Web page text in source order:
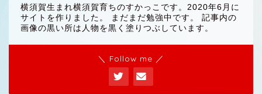
横須賀生まれ横須賀育ちのすかっこです。2020年6月に
サイトを作りました。 まだまだ勉強中です。 記事内の
画像の黒い所は人物を黒く塗りつぶしています。
＼ Follow me ／